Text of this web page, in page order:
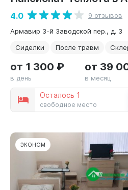
4.0
9 отзывов
Армавир 3-й Заводской пер., д. 3
Сиделки
После травм
Осталось 1
свободное место
от 1 300 ₽
в день
от 39
в месяц
ЭКОНОМ